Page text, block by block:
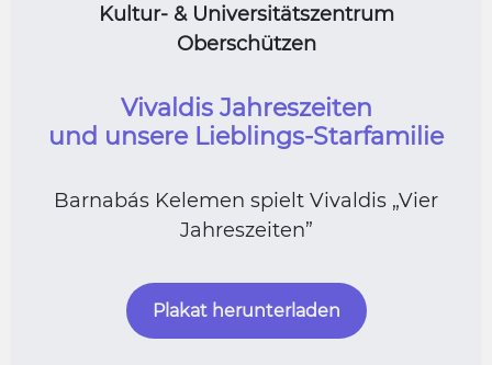
Kultur- & Universitätszentrum
Oberschützen
Vivaldis Jahreszeiten
und unsere Lieblings-Starfamilie
Barnabás Kelemen spielt Vivaldis „Vier
Jahreszeiten”
Plakat herunterladen